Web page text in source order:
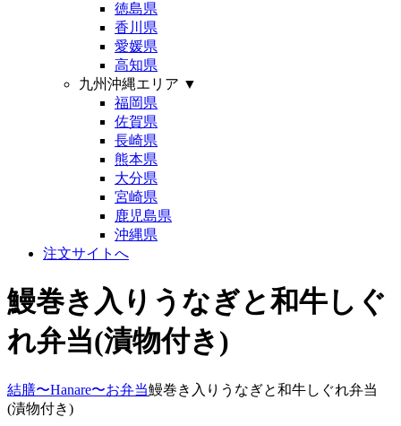
徳島県
香川県
愛媛県
高知県
九州沖縄エリア ▼
福岡県
佐賀県
長崎県
熊本県
大分県
宮崎県
鹿児島県
沖縄県
注文サイトへ
鰻巻き入りうなぎと和牛しぐ
れ弁当(漬物付き)
結膳〜Hanare〜お弁当鰻巻き入りうなぎと和牛しぐれ弁当
(漬物付き)